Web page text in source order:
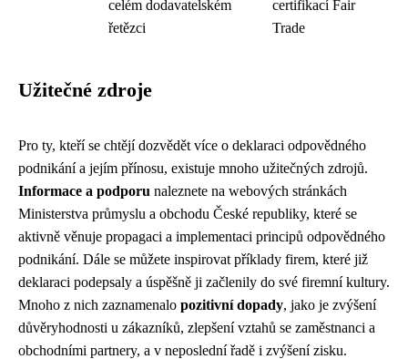
celém dodavatelském
řetězci
certifikací Fair
Trade
Užitečné zdroje
Pro ty, kteří se chtějí dozvědět více o deklaraci odpovědného
podnikání a jejím přínosu, existuje mnoho užitečných zdrojů.
Informace a podporu naleznete na webových stránkách
Ministerstva průmyslu a obchodu České republiky, které se
aktivně věnuje propagaci a implementaci principů odpovědného
podnikání. Dále se můžete inspirovat příklady firem, které již
deklaraci podepsaly a úspěšně ji začlenily do své firemní kultury.
Mnoho z nich zaznamenalo pozitivní dopady, jako je zvýšení
důvěryhodnosti u zákazníků, zlepšení vztahů se zaměstnanci a
obchodními partnery, a v neposlední řadě i zvýšení zisku.